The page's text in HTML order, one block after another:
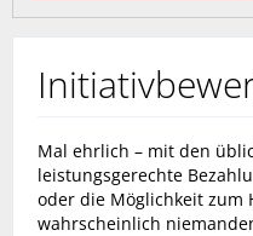
Mal ehrlich – mit den
leistungsgerechte
oder die Möglichkeit zum
wahrscheinlich